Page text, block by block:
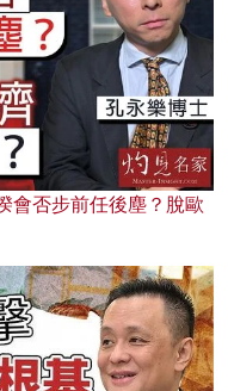
會否步前任後塵？脫歐